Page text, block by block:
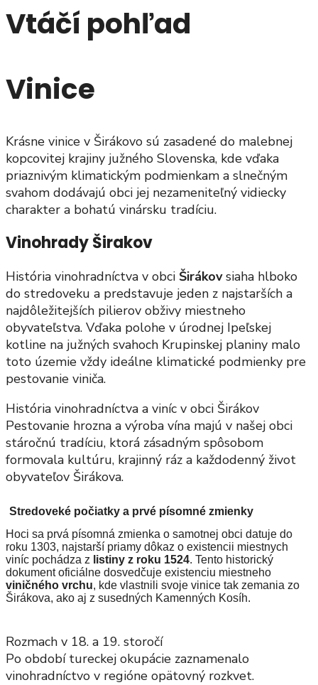
Vtáčí pohľad
Vinice
Krásne vinice v Širákovo sú zasadené do malebnej
kopcovitej krajiny južného Slovenska, kde vďaka
priaznivým klimatickým podmienkam a slnečným
svahom dodávajú obci jej nezameniteľný vidiecky
charakter a bohatú vinársku tradíciu.
Vinohrady Širakov
História vinohradníctva v obci Širákovsiaha hlboko
do stredoveku a predstavuje jeden z najstarších a
najdôležitejších pilierov obživy miestneho
obyvateľstva. Vďaka polohe v úrodnej Ipeľskej
kotline na južných svahoch Krupinskej planiny malo
toto územie vždy ideálne klimatické podmienky pre
pestovanie viniča.
História vinohradníctva a viníc v obci Širákov
Pestovanie hrozna a výroba vína majú v našej obci
stáročnú tradíciu, ktorá zásadným spôsobom
formovala kultúru, krajinný ráz a každodenný život
obyvateľov Širákova.
Stredoveké počiatky a prvé písomné zmienky
Hoci sa prvá písomná zmienka o samotnej obci datuje do
roku 1303, najstarší priamy dôkaz o existencii miestnych
viníc pochádza z listiny z roku 1524. Tento historický
dokument oficiálne dosvedčuje existenciu miestneho
viničného vrchu, kde vlastnili svoje vinice tak zemania zo
Širákova, ako aj z susedných Kamenných Kosíh.
Rozmach v 18. a 19. storočí
Po období tureckej okupácie zaznamenalo
vinohradníctvo v regióne opätovný rozkvet.